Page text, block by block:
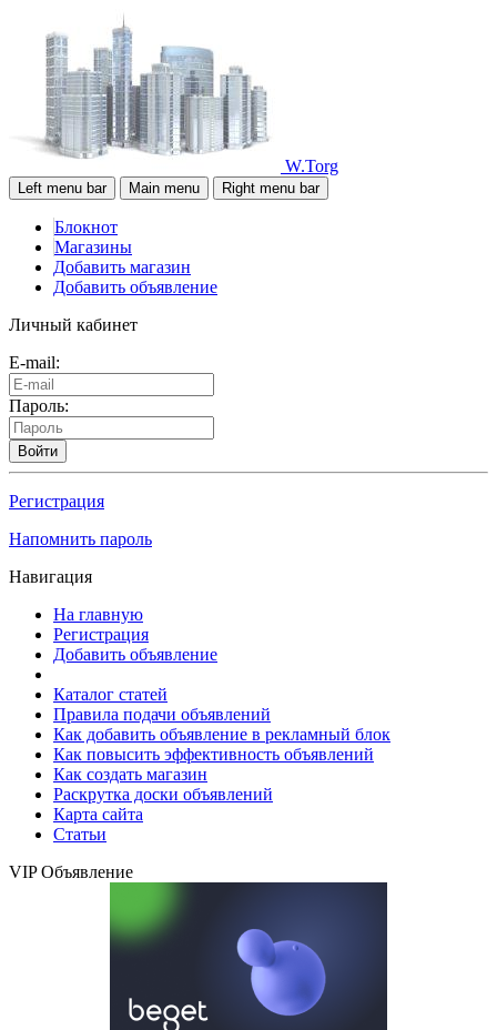
W.Torg
Left menu bar Main menu Right menu bar
Блокнот
Магазины
Добавить магазин
Добавить объявление
Личный кабинет
E-mail:
Пароль:
Войти
Регистрация
Напомнить пароль
Навигация
На главную
Регистрация
Добавить объявление
Каталог статей
Правила подачи объявлений
Как добавить объявление в рекламный блок
Как повысить эффективность объявлений
Как создать магазин
Раскрутка доски объявлений
Карта сайта
Статьи
VIP Объявление